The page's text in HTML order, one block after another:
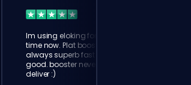
Im using eloking for maybe 4th
time now. Plat boost this time.
always superb fast friendly and
good. booster never fail to
deliver :)